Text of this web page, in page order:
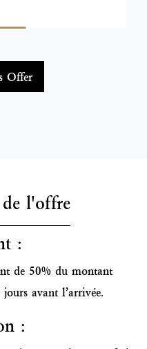
Offer
l'offre
:
de 50% du montant
avant l’arrivée.
: